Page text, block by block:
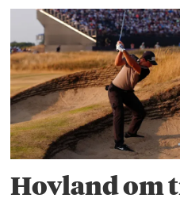
Hovland om